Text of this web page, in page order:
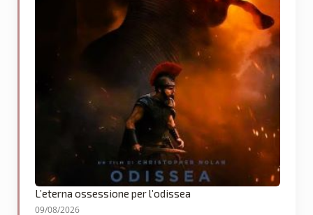
L’eterna ossessione per l’odissea
09/08/2026